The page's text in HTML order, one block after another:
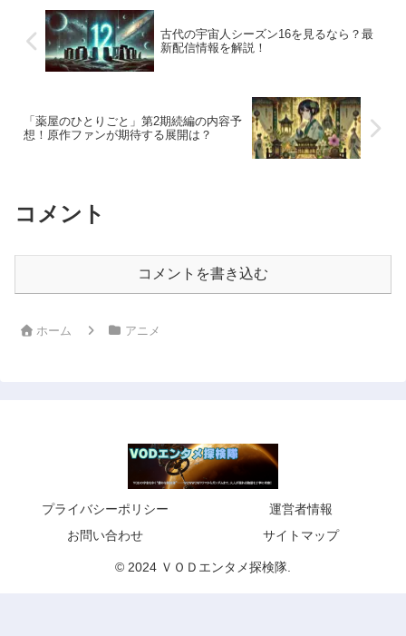
古代の宇宙人シーズン16を見るなら？最
新配信情報を解説！
「薬屋のひとりごと」第2期続編の内容予
想！原作ファンが期待する展開は？
コメント
コメントを書き込む
ホーム アニメ
プライバシーポリシー
運営者情報
お問い合わせ
サイトマップ
© 2024 ＶＯＤエンタメ探検隊.